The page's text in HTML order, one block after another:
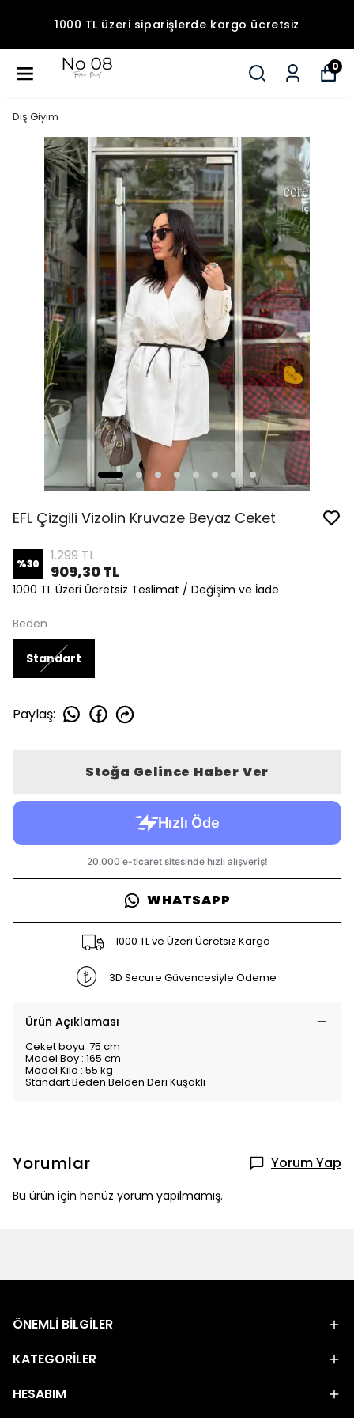
1000 TL üzeri siparişlerde kargo ücretsiz
0
Dış Giyim
EFL Çizgili Vizolin Kruvaze Beyaz Ceket
%30 1.299 TL
909,30 TL
1000 TL Üzeri Ücretsiz Teslimat / Değişim ve İade
Beden
Standart
Paylaş:
Stoğa Gelince Haber Ver
WHATSAPP
1000 TL ve Üzeri Ücretsiz Kargo
3D Secure Güvencesiyle Ödeme
Ürün Açıklaması
Ceket boyu :75 cm
Model Boy : 165 cm
Model Kilo : 55 kg
Standart Beden Belden Deri Kuşaklı
Yorumlar Yorum Yap
Bu ürün için henüz yorum yapılmamış.
ÖNEMLİ BİLGİLER
KATEGORİLER
HESABIM